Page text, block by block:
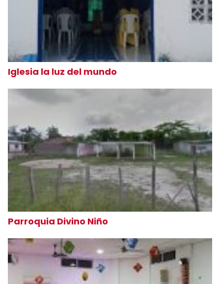
Iglesia la luz del mundo
Parroquia Divino Niño